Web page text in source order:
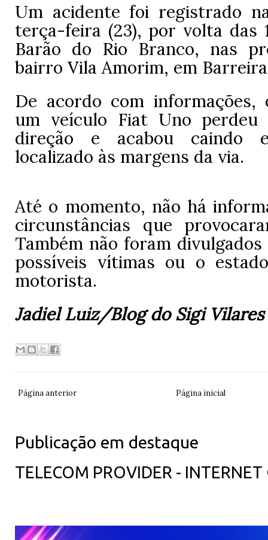
Um acidente foi registrado
terça-feira (23), por volta das
Barão do Rio Branco, nas
bairro Vila Amorim, em
De acordo com
um veículo Fiat Uno
direção e acabou caindo
localizado às margens da via.
Até o momento, não há
circunstâncias que
Também não foram
possíveis vítimas ou o
motorista.
Jadiel Luiz/Blog do Sigi Vilares
Página anterior Página inicial
Publicação em destaque
TELECOM PROVIDER -